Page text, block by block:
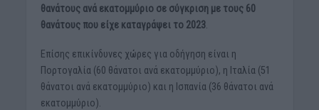
θανάτους ανά εκατομμύριο σε σύγκριση με τους 60
θανάτους που είχε καταγράψει το 2023.
Επίσης επικίνδυνες χώρες για οδήγηση είναι η
Πορτογαλία (60 θάνατοι ανά εκατομμύριο), η Ιταλία (51
θάνατοι ανά εκατομμύριο) και η Ισπανία (36 θάνατοι ανά
εκατομμύριο).